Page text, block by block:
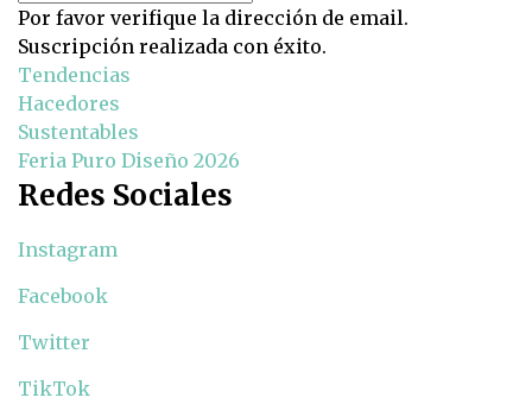
Por favor verifique la dirección de email.
Suscripción realizada con éxito.
Tendencias
Hacedores
Sustentables
Feria Puro Diseño 2026
Redes Sociales
Instagram
Facebook
Twitter
TikTok